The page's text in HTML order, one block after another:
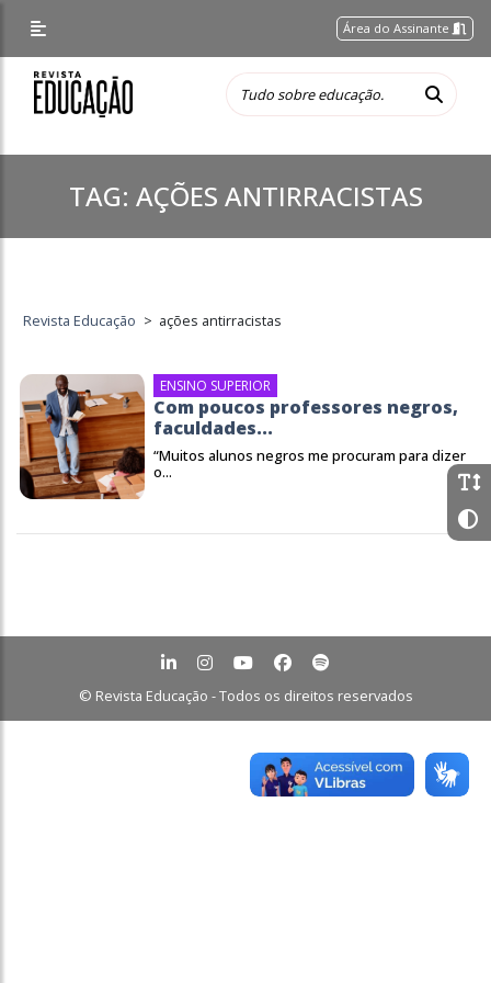
Área do Assinante
TAG: AÇÕES ANTIRRACISTAS
Revista Educação > ações antirracistas
ENSINO SUPERIOR
Com poucos professores negros,
faculdades...
“Muitos alunos negros me procuram para dizer
o...
© Revista Educação - Todos os direitos reservados